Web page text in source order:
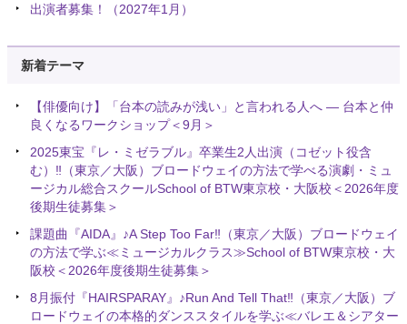
出演者募集！（2027年1月）
新着テーマ
【俳優向け】「台本の読みが浅い」と言われる人へ ― 台本と仲
良くなるワークショップ＜9月＞
2025東宝『レ・ミゼラブル』卒業生2人出演（コゼット役含
む）‼️（東京／大阪）ブロードウェイの方法で学べる演劇・ミュ
ージカル総合スクールSchool of BTW東京校・大阪校＜2026年度
後期生徒募集＞
課題曲『AIDA』♪A Step Too Far‼️（東京／大阪）ブロードウェイ
の方法で学ぶ≪ミュージカルクラス≫School of BTW東京校・大
阪校＜2026年度後期生徒募集＞
8月振付『HAIRSPARAY』♪Run And Tell That‼️（東京／大阪）ブ
ロードウェイの本格的ダンススタイルを学ぶ≪バレエ＆シアター